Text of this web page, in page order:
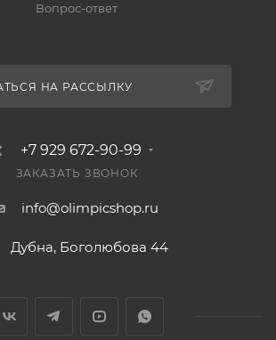
Вопрос-ответ
НА РАССЫЛКУ
+7 929 672-90-99
ЗАКАЗАТЬ ЗВОНОК
info@olimpicshop.ru
Дубна, Боголюбова 44